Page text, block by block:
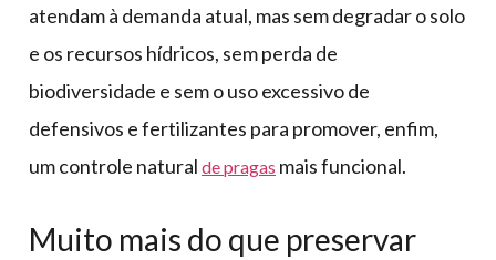
atendam à demanda atual, mas sem degradar o solo
e os recursos hídricos, sem perda de
biodiversidade e sem o uso excessivo de
defensivos e fertilizantes para promover, enfim,
um controle natural de pragas mais funcional.
Muito mais do que preservar